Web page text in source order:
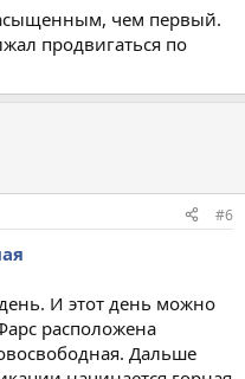
чем первый.
продвигаться по
#6
И этот день можно
расположена
Дальше